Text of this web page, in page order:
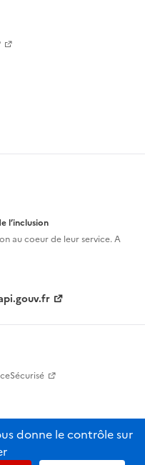
l’inclusion
aucoeur de leur service. A
de ce site sont sous licence
donne le contrôle sur